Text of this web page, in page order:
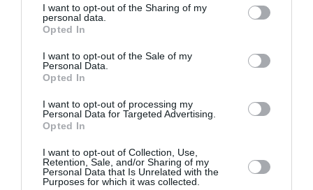
not limited to your visit or usage behaviour. You may click to
grant or deny consent to Google and its third-party tags to
use your data for below specified purposes in below Google
consent section.
I want to opt-out of the Sharing of my
personal data.
Opted In
I want to opt-out of the Sale of my
Personal Data.
Opted In
I want to opt-out of processing my
Personal Data for Targeted Advertising.
Opted In
I want to opt-out of Collection, Use,
Retention, Sale, and/or Sharing of my
Personal Data that Is Unrelated with the
Purposes for which it was collected.
χειρόγραφες σημειώσεις,
σύμβαση μίσθωσης θυρίδας θησαυροφυλακίου.
Οι συλληφθέντες οδηγούνται στην αρμόδια
εισαγγελική Αρχή, η οποία τους ασκησε ποινική
δίωξη και τους παρέπεμψε στον Ανακριτή, ενώ η
έρευνα συνεχίζεται για την πλήρη αποτύπωση της
εντοπισμό τυχόν επιπλέον εμπλεκομένων και τη
διακρίβωση του συνολικού παράνομου